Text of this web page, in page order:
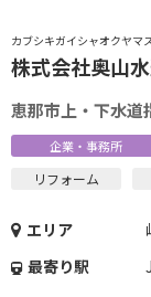
カブシキガイシャオクヤマ
株式会社奥山
恵那市上・下水道
企業・事務所
リフォーム
エリア
最寄り駅